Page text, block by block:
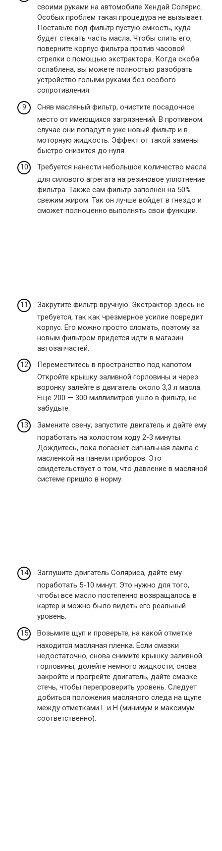
своими руками на автомобиле Хендай Солярис.
Особых проблем такая процедура не вызывает.
Поставьте под фильтр пустую емкость, куда
будет стекать часть масла. Чтобы слить его,
поверните корпус фильтра против часовой
стрелки с помощью экстрактора. Когда скоба
ослаблена, вы можете полностью разобрать
устройство голыми руками без особого
сопротивления.
Сняв масляный фильтр, очистите посадочное
место от имеющихся загрязнений. В противном
случае они попадут в уже новый фильтр и в
моторную жидкость. Эффект от такой замены
быстро снизится до нуля.
Требуется нанести небольшое количество масла
для силового агрегата на резиновое уплотнение
фильтра. Также сам фильтр заполнен на 50%
свежим жиром. Так он лучше войдет в гнездо и
сможет полноценно выполнять свои функции.
Закрутите фильтр вручную. Экстрактор здесь не
требуется, так как чрезмерное усилие повредит
корпус. Его можно просто сломать, поэтому за
новым фильтром придется идти в магазин
автозапчастей.
Переместитесь в пространство под капотом.
Откройте крышку заливной горловины и через
воронку залейте в двигатель около 3,3 л масла.
Еще 200 — 300 миллилитров ушло в фильтр, не
забудьте.
Замените свечу, запустите двигатель и дайте ему
поработать на холостом ходу 2-3 минуты.
Дождитесь, пока погаснет сигнальная лампа с
масленкой на панели приборов. Это
свидетельствует о том, что давление в масляной
системе пришло в норму.
Заглушите двигатель Соляриса, дайте ему
поработать 5-10 минут. Это нужно для того,
чтобы все масло постепенно возвращалось в
картер и можно было видеть его реальный
уровень.
Возьмите щуп и проверьте, на какой отметке
находится масляная пленка. Если смазки
недостаточно, снова снимите крышку заливной
горловины, долейте немного жидкости, снова
закройте и прогрейте двигатель, дайте смазке
стечь, чтобы перепроверить уровень. Следует
добиться положения масляного следа на щупе
между отметками L и H (минимум и максимум
соответственно).